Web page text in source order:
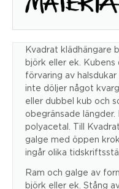
Kvadrat klädhängare
björk eller ek.
förvaring av
inte döljer något
eller dubbel kub och
obegränsade
polyacetal. Till
galge med öppen
ingår olika
Ram och galge av
björk eller ek. Stång